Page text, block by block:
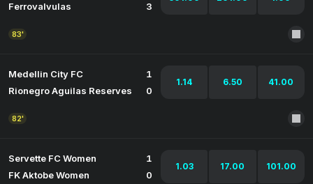
Ferrovalvulas
3
83'
Medellin City FC
1
Rionegro Aguilas Reserves
0
1.14 6.50 41.00
82'
Servette FC Women
1
FK Aktobe Women
0
1.03 17.00 101.00